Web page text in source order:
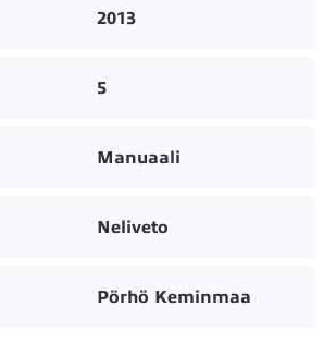
2013
5
Manuaali
Neliveto
Pörhö Keminmaa